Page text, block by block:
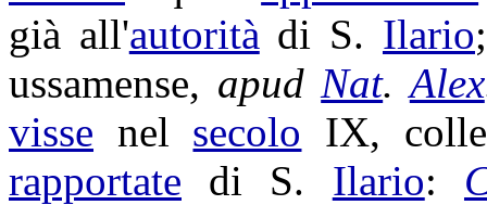
già all'autorità di S. Ilario
ussamense, apudNat.Alex
visse nel secolo IX,
rapportate di S. Ilario: